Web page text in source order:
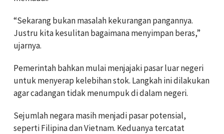
“Sekarang bukan masalah kekurangan pangannya.
Justru kita kesulitan bagaimana menyimpan beras,”
ujarnya.
Pemerintah bahkan mulai menjajaki pasar luar negeri
untuk menyerap kelebihan stok. Langkah ini dilakukan
agar cadangan tidak menumpuk di dalam negeri.
Sejumlah negara masih menjadi pasar potensial,
seperti Filipina dan Vietnam. Keduanya tercatat